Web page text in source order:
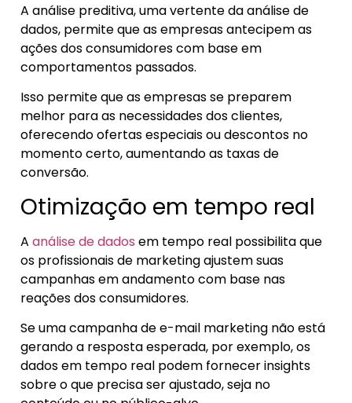
A análise preditiva, uma vertente da análise de
dados, permite que as empresas antecipem as
ações dos consumidores com base em
comportamentos passados.
Isso permite que as empresas se preparem
melhor para as necessidades dos clientes,
oferecendo ofertas especiais ou descontos no
momento certo, aumentando as taxas de
conversão.
Otimização em tempo real
A análise de dados em tempo real possibilita que
os profissionais de marketing ajustem suas
campanhas em andamento com base nas
reações dos consumidores.
Se uma campanha de e-mail marketing não está
gerando a resposta esperada, por exemplo, os
dados em tempo real podem fornecer insights
sobre o que precisa ser ajustado, seja no